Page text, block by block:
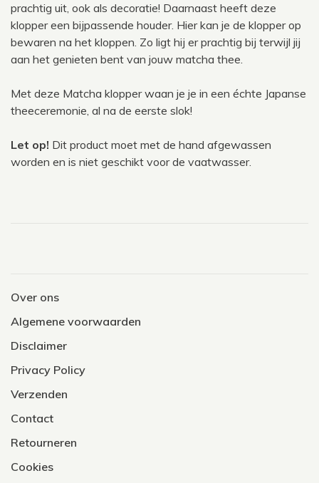
prachtig uit, ook als decoratie! Daarnaast heeft deze
klopper een bijpassende houder. Hier kan je de klopper op
bewaren na het kloppen. Zo ligt hij er prachtig bij terwijl jij
aan het genieten bent van jouw matcha thee.
Met deze Matcha klopper waan je je in een échte Japanse
theeceremonie, al na de eerste slok!
Let op! Dit product moet met de hand afgewassen
worden en is niet geschikt voor de vaatwasser.
Over ons
Algemene voorwaarden
Disclaimer
Privacy Policy
Verzenden
Contact
Retourneren
Cookies